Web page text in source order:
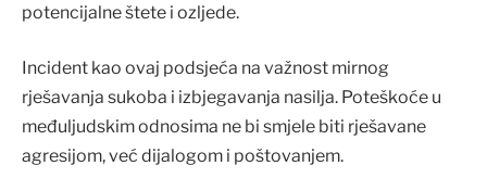
potencijalne štete i ozljede.
Incident kao ovaj podsjeća na važnost mirnog
rješavanja sukoba i izbjegavanja nasilja. Poteškoće u
međuljudskim odnosima ne bi smjele biti rješavane
agresijom, već dijalogom i poštovanjem.